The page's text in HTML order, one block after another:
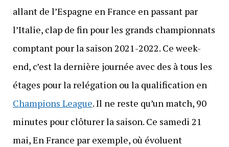
allant de l’Espagne en France en passant par
l’Italie, clap de fin pour les grands championnats
comptant pour la saison 2021-2022. Ce week-
end, c’est la dernière journée avec des à tous les
étages pour la relégation ou la qualification en
Champions League. Il ne reste qu’un match, 90
minutes pour clôturer la saison. Ce samedi 21
mai, En France par exemple, où évoluent